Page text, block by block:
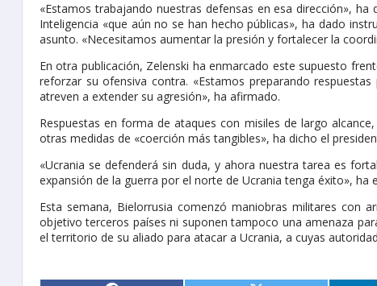
«Estamos trabajando nuestras defensas en esa dirección»,
Inteligencia «que aún no se han hecho públicas», ha dado
asunto. «Necesitamos aumentar la presión y fortalecer la
En otra publicación, Zelenski ha enmarcado este supuesto
reforzar su ofensiva contra. «Estamos preparando
atreven a extender su agresión», ha afirmado.
Respuestas en forma de ataques con misiles de largo
otras medidas de «coerción más tangibles», ha dicho el
«Ucrania se defenderá sin duda, y ahora nuestra tarea es
expansión de la guerra por el norte de Ucrania tenga éxito», ha
Esta semana, Bielorrusia comenzó maniobras militares con
objetivo terceros países ni suponen tampoco una amenaza
el territorio de su aliado para atacar a Ucrania, a cuyas